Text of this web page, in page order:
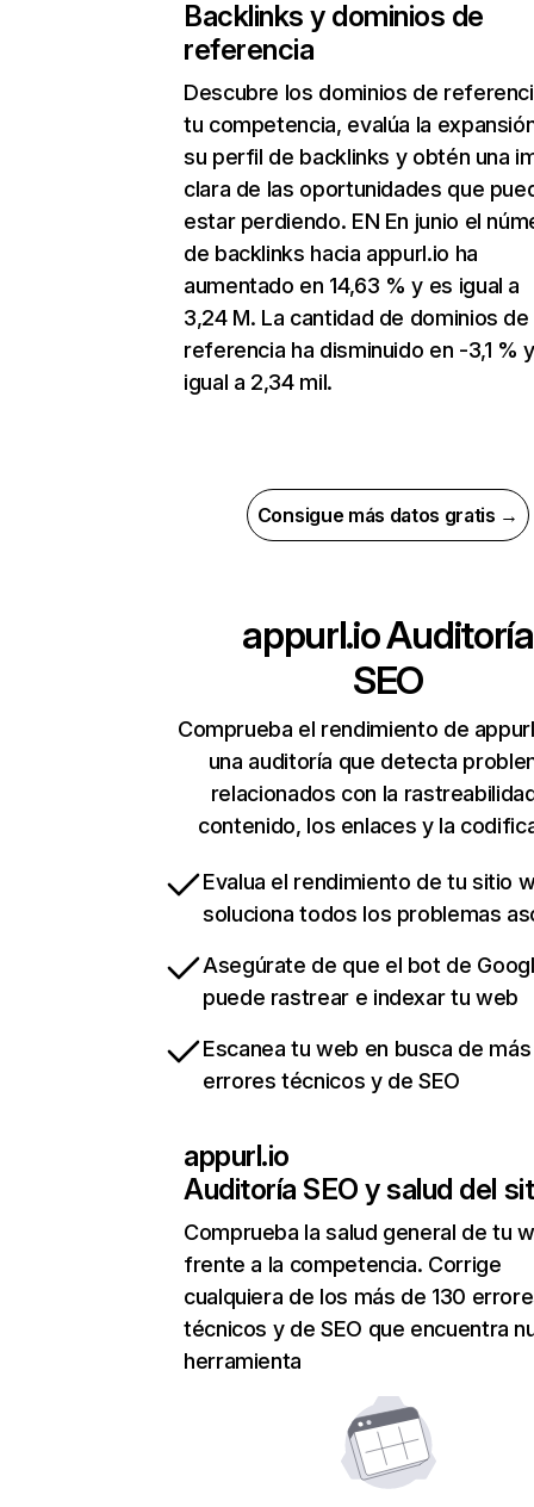
Backlinks y dominios de
referencia
Descubre los dominios de
tu competencia, evalúa la
su perfil de backlinks y obtén una
clara de las oportunidades que
estar perdiendo. EN En junio el
de backlinks hacia appurl.io ha
aumentado en 14,63 % y es igual a
3,24 M. La cantidad de dominios de
referencia ha disminuido en -3,1 %
igual a 2,34 mil.
Consigue más datos gratis →
appurl.ioAuditoría
SEO
Comprueba el rendimiento de
una auditoría que detecta
relacionados con la
contenido, los enlaces y la
Evalua el rendimiento de tu sitio
soluciona todos los problemas
Asegúrate de que el bot de
puede rastrear e indexar tu web
Escanea tu web en busca de
errores técnicos y de SEO
appurl.io
Auditoría SEO y salud del
Comprueba la salud general de tu
frente a la competencia. Corrige
cualquiera de los más de 130
técnicos y de SEO que encuentra
herramienta